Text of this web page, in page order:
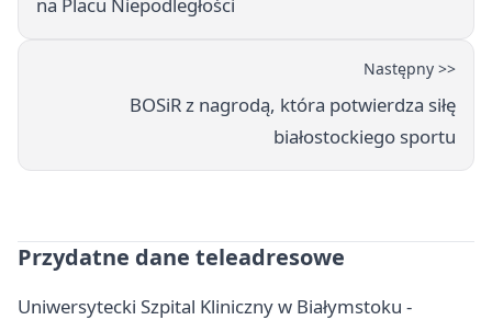
Następny >>
BOSiR z nagrodą, która potwierdza siłę
białostockiego sportu
Przydatne dane teleadresowe
Uniwersytecki Szpital Kliniczny w Białymstoku -